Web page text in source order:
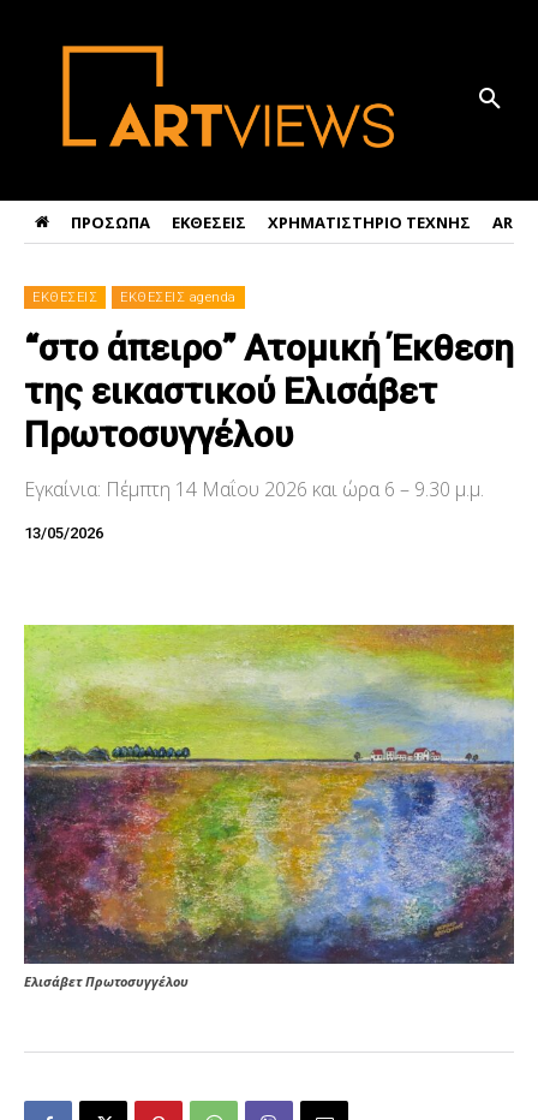
ΠΡΟΣΩΠΑ ΕΚΘΕΣΕΙΣ ΧΡΗΜΑΤΙΣΤΗΡΙΟ ΤΕΧΝΗΣ ART
ΕΚΘΕΣΕΙΣ ΕΚΘΕΣΕΙΣ agenda
“στο άπειρο” Ατομική Έκθεση
της εικαστικού Ελισάβετ
Πρωτοσυγγέλου
Εγκαίνια: Πέμπτη 14 Μαΐου 2026 και ώρα 6 – 9.30 μ.μ.
13/05/2026
Ελισάβετ Πρωτοσυγγέλου